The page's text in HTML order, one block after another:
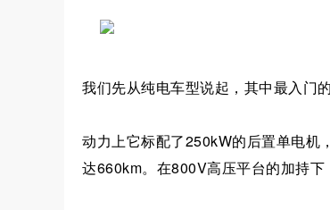
我们先从纯电车型说起，其中最入门
动力上它标配了250kW的后置单电机
达660km。在800V高压平台的加持下